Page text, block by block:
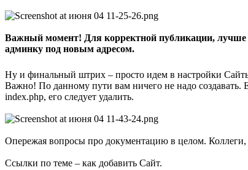
Важный момент! Для корректной публикации, лучше
админку под новым адресом.
Ну и финальный штрих – просто идем в настройки
Важно! По данному пути вам ничего не надо создавать.
index.php, его следует удалить.
Опережая вопросы про документацию в целом. Коллеги,
Ссылки по теме – как добавить Сайт.